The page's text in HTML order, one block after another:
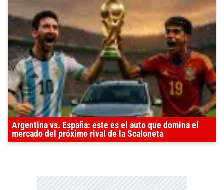
Argentina vs. España: este es el auto que domina el
mercado del próximo rival de la Scaloneta